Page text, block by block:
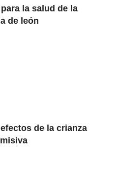
la salud de la
de león
de la crianza